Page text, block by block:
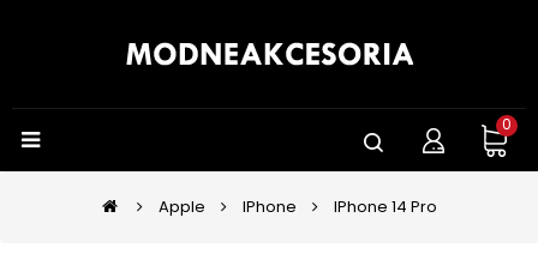
0
Apple IPhone IPhone 14 Pro